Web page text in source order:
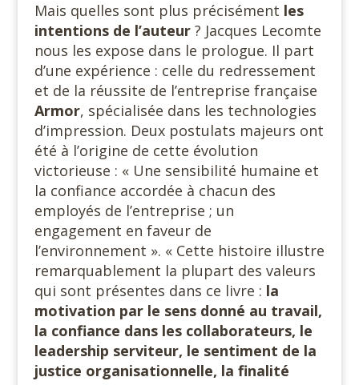
Mais quelles sont plus précisément les
intentions de l’auteur ? Jacques Lecomte
nous les expose dans le prologue. Il part
d’une expérience : celle du redressement
et de la réussite de l’entreprise française
Armor, spécialisée dans les technologies
d’impression. Deux postulats majeurs ont
été à l’origine de cette évolution
victorieuse : « Une sensibilité humaine et
la confiance accordée à chacun des
employés de l’entreprise ; un
engagement en faveur de
l’environnement ». « Cette histoire illustre
remarquablement la plupart des valeurs
qui sont présentes dans ce livre : la
motivation par le sens donné au travail,
la confiance dans les collaborateurs, le
leadership serviteur, le sentiment de la
justice organisationnelle, la finalité